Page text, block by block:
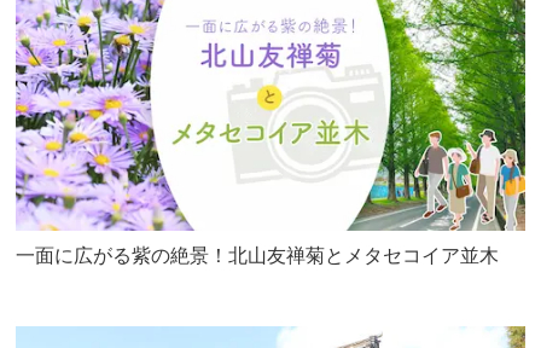
一面に広がる紫の絶景！北山友禅菊とメタセコイア並木